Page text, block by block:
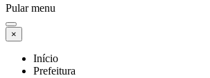
Pular menu
×
Início
Prefeitura